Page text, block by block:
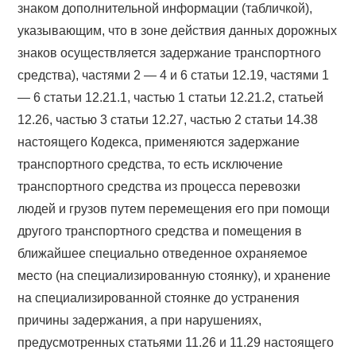
знаком дополнительной информации (табличкой),
указывающим, что в зоне действия данных дорожных
знаков осуществляется задержание транспортного
средства), частями 2 — 4 и 6 статьи 12.19, частями 1
— 6 статьи 12.21.1, частью 1 статьи 12.21.2, статьей
12.26, частью 3 статьи 12.27, частью 2 статьи 14.38
настоящего Кодекса, применяются задержание
транспортного средства, то есть исключение
транспортного средства из процесса перевозки
людей и грузов путем перемещения его при помощи
другого транспортного средства и помещения в
ближайшее специально отведенное охраняемое
место (на специализированную стоянку), и хранение
на специализированной стоянке до устранения
причины задержания, а при нарушениях,
предусмотренных статьями 11.26 и 11.29 настоящего